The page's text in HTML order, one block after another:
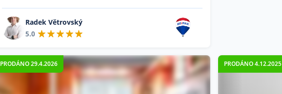
Radek Větrovský
5.0
PRODÁNO 29.4.2026 PRODÁNO 4.12.2025